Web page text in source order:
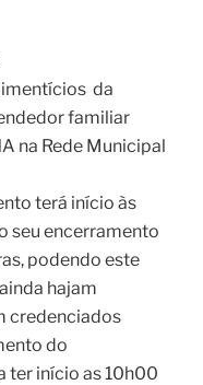
da
familiar
na Rede Municipal
terá início às
seu encerramento
podendo este
hajam
credenciados
do
ter início as 10h00